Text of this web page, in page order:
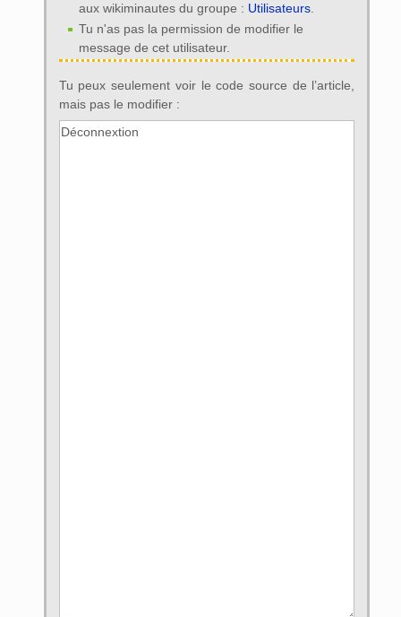
aux wikiminautes du groupe : Utilisateurs.
Tu n'as pas la permission de modifier le
message de cet utilisateur.
Tu peux seulement voir le code source de l’article,
mais pas le modifier :